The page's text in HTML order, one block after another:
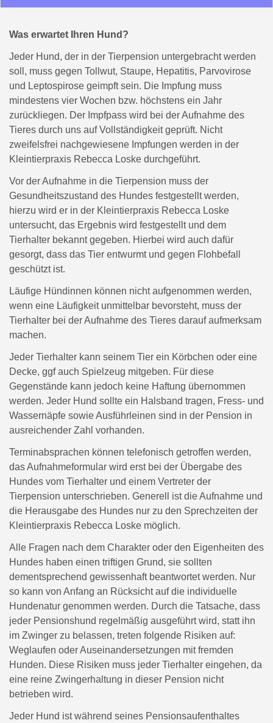
Was erwartet Ihren Hund?
Jeder Hund, der in der Tierpension untergebracht werden
soll, muss gegen Tollwut, Staupe, Hepatitis, Parvovirose
und Leptospirose geimpft sein. Die Impfung muss
mindestens vier Wochen bzw. höchstens ein Jahr
zurückliegen. Der Impfpass wird bei der Aufnahme des
Tieres durch uns auf Vollständigkeit geprüft. Nicht
zweifelsfrei nachgewiesene Impfungen werden in der
Kleintierpraxis Rebecca Loske durchgeführt.
Vor der Aufnahme in die Tierpension muss der
Gesundheitszustand des Hundes festgestellt werden,
hierzu wird er in der Kleintierpraxis Rebecca Loske
untersucht, das Ergebnis wird festgestellt und dem
Tierhalter bekannt gegeben. Hierbei wird auch dafür
gesorgt, dass das Tier entwurmt und gegen Flohbefall
geschützt ist.
Läufige Hündinnen können nicht aufgenommen werden,
wenn eine Läufigkeit unmittelbar bevorsteht, muss der
Tierhalter bei der Aufnahme des Tieres darauf aufmerksam
machen.
Jeder Tierhalter kann seinem Tier ein Körbchen oder eine
Decke, ggf auch Spielzeug mitgeben. Für diese
Gegenstände kann jedoch keine Haftung übernommen
werden. Jeder Hund sollte ein Halsband tragen, Fress- und
Wassernäpfe sowie Ausführleinen sind in der Pension in
ausreichender Zahl vorhanden.
Terminabsprachen können telefonisch getroffen werden,
das Aufnahmeformular wird erst bei der Übergabe des
Hundes vom Tierhalter und einem Vertreter der
Tierpension unterschrieben. Generell ist die Aufnahme und
die Herausgabe des Hundes nur zu den Sprechzeiten der
Kleintierpraxis Rebecca Loske möglich.
Alle Fragen nach dem Charakter oder den Eigenheiten des
Hundes haben einen triftigen Grund, sie sollten
dementsprechend gewissenhaft beantwortet werden. Nur
so kann von Anfang an Rücksicht auf die individuelle
Hundenatur genommen werden. Durch die Tatsache, dass
jeder Pensionshund regelmäßig ausgeführt wird, statt ihn
im Zwinger zu belassen, treten folgende Risiken auf:
Weglaufen oder Auseinandersetzungen mit fremden
Hunden. Diese Risiken muss jeder Tierhalter eingehen, da
eine reine Zwingerhaltung in dieser Pension nicht
betrieben wird.
Jeder Hund ist während seines Pensionsaufenthaltes